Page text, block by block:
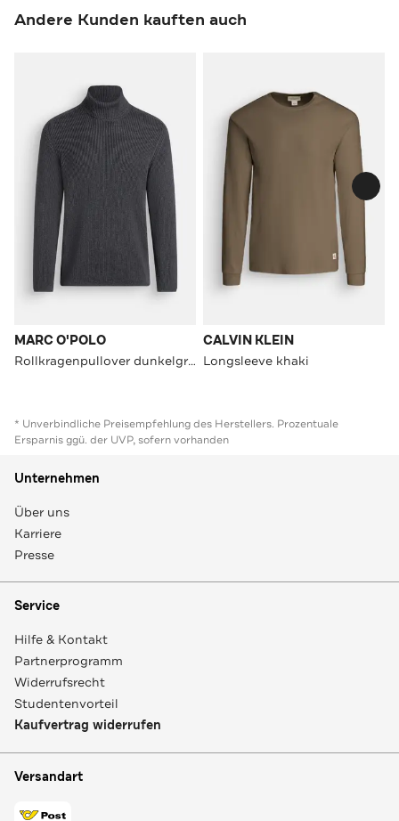
Andere Kunden kauften auch
MARC O'POLO
Rollkragenpullover dunkelgrau
CALVIN KLEIN
Longsleeve khaki
* Unverbindliche Preisempfehlung des Herstellers. Prozentuale
Ersparnis ggü. der UVP, sofern vorhanden
Unternehmen
Über uns
Karriere
Presse
Service
Hilfe & Kontakt
Partnerprogramm
Widerrufsrecht
Studentenvorteil
Kaufvertrag widerrufen
Versandart